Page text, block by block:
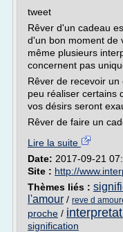
tweet
Rêver d'un cadeau
d'un bon moment de
même plusieurs
concernent pas
Rêver de recevoir
peu réaliser certains
vos désirs seront
Rêver de faire un
Lire la suite
Date: 2017-09-21
Site : http://
Thèmes liés :
l'amour / reve d
proche /
signification